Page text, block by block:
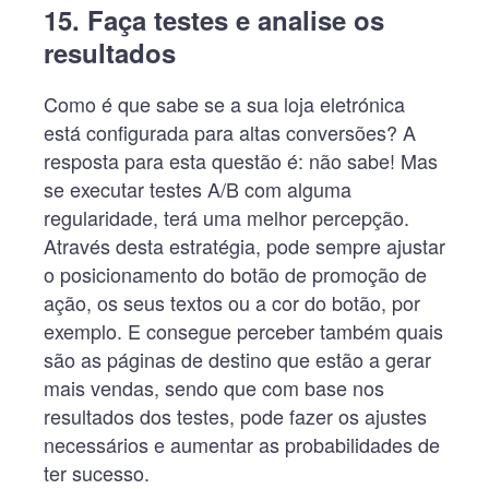
15. Faça testes e analise os
resultados
Como é que sabe se a sua loja eletrónica
está configurada para altas conversões? A
resposta para esta questão é: não sabe! Mas
se executar testes A/B com alguma
regularidade, terá uma melhor percepção.
Através desta estratégia, pode sempre ajustar
o posicionamento do botão de promoção de
ação, os seus textos ou a cor do botão, por
exemplo. E consegue perceber também quais
são as páginas de destino que estão a gerar
mais vendas, sendo que com base nos
resultados dos testes, pode fazer os ajustes
necessários e aumentar as probabilidades de
ter sucesso.